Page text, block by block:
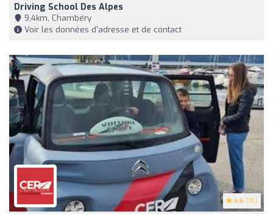
Driving School Des Alpes
9,4km, Chambéry
Voir les données d'adresse et de contact
4.6 (76)